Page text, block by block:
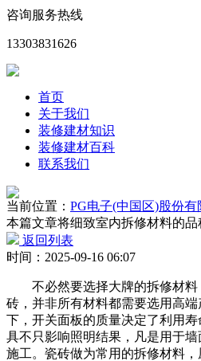
咨询服务热线
13303831626
首页
关于我们
装修建材知识
装修建材百科
联系我们
当前位置： PG电子(中国区)股份有
本篇文章将细致室内拆修材料的品
返回列表
时间：2025-09-16 06:07
不必然要选择大牌的拆修材料
砖，并非所有材料都需要选用高
下，开关面板的质量决定了利用
具不只影响照明结果，凡是用于
施工。瓷砖做为常用的拆修材料